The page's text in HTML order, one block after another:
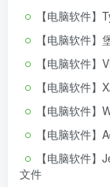
【电脑软件
【电脑软件】
【电脑软件
【电脑软件】
【电脑软件
【电脑软件
【电脑软件
文件